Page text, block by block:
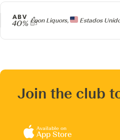
Producer
Loon Liquors, Estados
ABV
40%
Join the club
Available on
App Store